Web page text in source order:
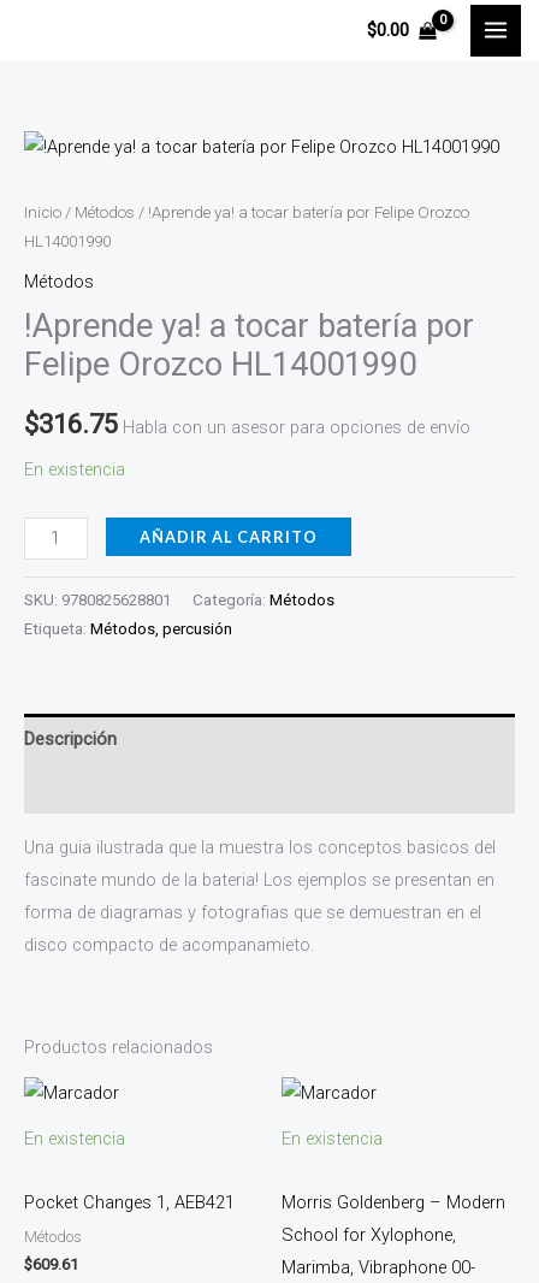
$0.00
Inicio / Métodos / !Aprende ya! a tocar batería por Felipe Orozco
HL14001990
Métodos
!Aprende ya! a tocar batería por
Felipe Orozco HL14001990
$316.75 Habla con un asesor para opciones de envío
En existencia
!Aprende
a
tocar
batería
por
Felipe
Orozco
HL14001990
cantidad
AÑADIR AL CARRITO
SKU: 9780825628801 Categoría: Métodos
Etiqueta: Métodos, percusión
Descripción
Una guia ilustrada que la muestra los conceptos basicos del
fascinate mundo de la bateria! Los ejemplos se presentan en
forma de diagramas y fotografias que se demuestran en el
disco compacto de acompanamieto.
Productos relacionados
En existencia
Pocket Changes 1, AEB421
Métodos
$609.61
En existencia
Morris Goldenberg – Modern
School for Xylophone,
Marimba, Vibraphone 00-